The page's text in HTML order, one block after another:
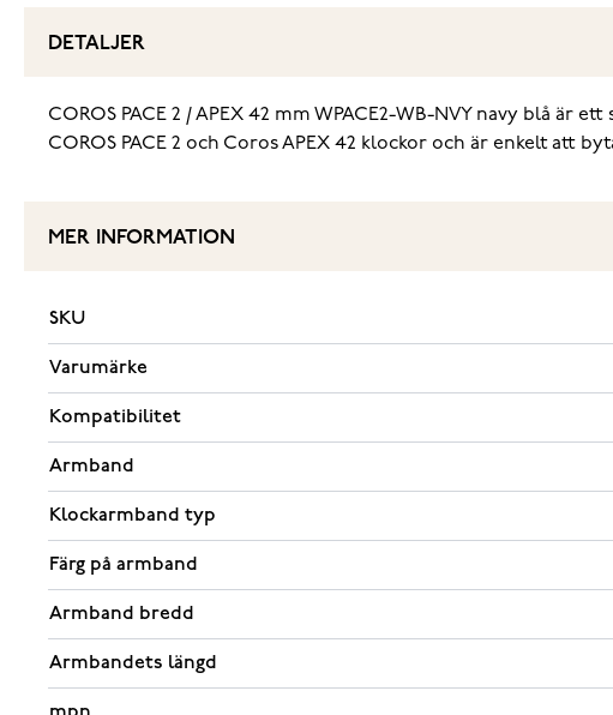
DETALJER
COROS PACE 2 / APEX 42 mm WPACE2-WB-NVY navy blå
COROS PACE 2 och Coros APEX 42 klockor och är enkelt att
MER INFORMATION
SKU
Varumärke
Kompatibilitet
Armband
Klockarmband typ
Färg på armband
Armband bredd
Armbandets längd